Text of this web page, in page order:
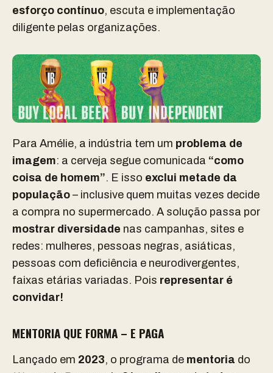
esforço contínuo, escuta e implementação
diligente pelas organizações.
Para Amélie, a indústria tem um problema de
imagem: a cerveja segue comunicada “como
coisa de homem”. E isso exclui metade da
população – inclusive quem muitas vezes decide
a compra no supermercado. A solução passa por
mostrar diversidade nas campanhas, sites e
redes: mulheres, pessoas negras, asiáticas,
pessoas com deficiência e neurodivergentes,
faixas etárias variadas. Pois representar é
convidar!
MENTORIA QUE FORMA – E PAGA
Lançado em 2023, o programa de mentoria do